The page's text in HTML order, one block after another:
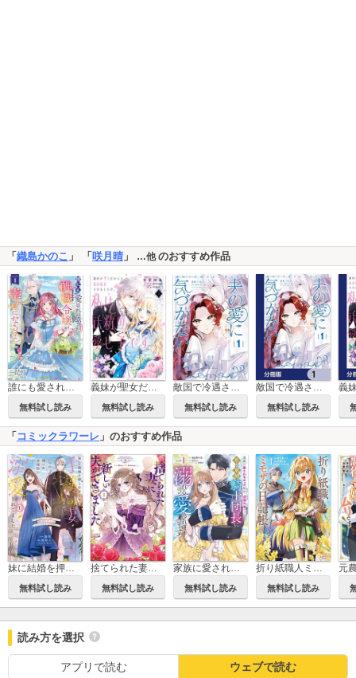
「織島かのこ 」 「咲月晴 」 …他のおすすめ作品
誰にも愛されなかった醜穢令嬢が幸せになるまで
無料試し読み
義妹が聖女だからと婚約破棄されましたが、私は妖精の愛し子です
無料試し読み
敵国で冷遇された皇女様は夫の愛に気づかない
無料試し読み
敵国で冷遇された皇女様は夫の愛に気づかない【分冊版】
無料試し読み
「 コミックラワーレ 」のおすすめ作品
無料試し読み
捨てられた妻に新しい夫ができました（ラワーレコミックス）
無料試し読み 無料試し読み 無料試し読み
読み方を選択
アプリで読む ウェブで読む